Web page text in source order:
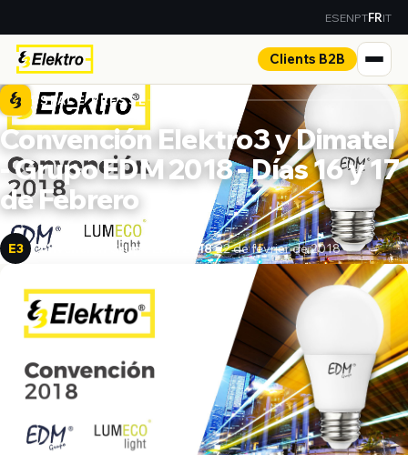
ESENPTFRIT
Clients B2B
ESPACE PRESSE
Convención Elektro3 y Dimatel
- Grupo EDM 2018 - Días 16 y 17
de Febrero
E3 Convención Grupo EDM 2018 22 de février de 2018